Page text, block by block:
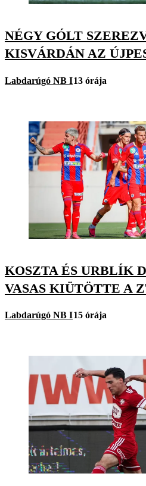
NÉGY GÓLT
KISVÁRDÁN AZ
Labdarúgó NB I13 órája
KOSZTA ÉS URBLÍK
VASAS KIÜTÖTTE A
Labdarúgó NB I15 órája